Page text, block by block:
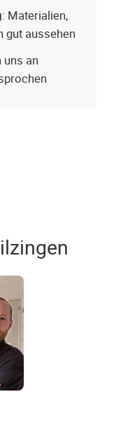
: Materialien,
gut aussehen
uns an